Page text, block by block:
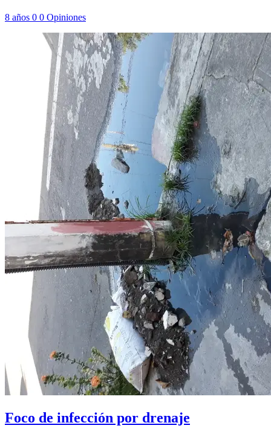
8 años 0 0 Opiniones
Foco de infección por drenaje